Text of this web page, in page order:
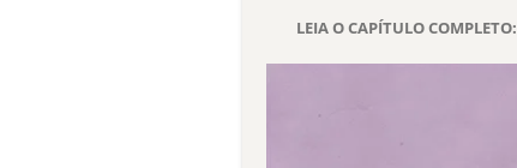
LEIA O CAPÍTULO COMPLETO: